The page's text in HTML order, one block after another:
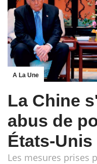
A La Une
La Chine
abus de
États-Unis
Les mesures prises